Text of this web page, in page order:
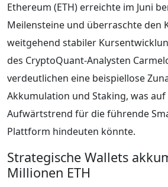
Ethereum (ETH) erreichte im Juni
Meilensteine und überraschte den
weitgehend stabiler
des CryptoQuant-Analysten
verdeutlichen eine beispiellose
Akkumulation und Staking, was
Aufwärtstrend für die führende
Plattform hindeuten könnte.
Strategische Wallets
Millionen ETH